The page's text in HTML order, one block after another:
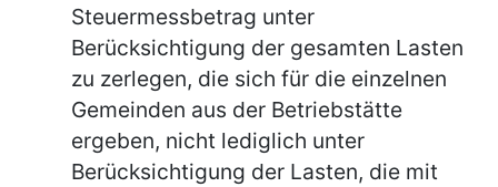
Steuermessbetrag unter
Berücksichtigung der gesamten Lasten
zu zerlegen, die sich für die einzelnen
Gemeinden aus der Betriebstätte
ergeben, nicht lediglich unter
Berücksichtigung der Lasten, die mit